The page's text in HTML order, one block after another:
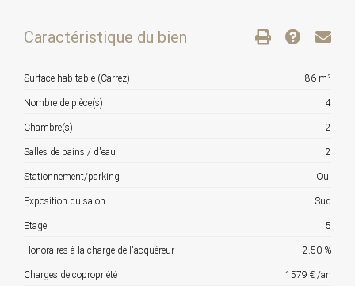
Caractéristique du bien
Surface habitable (Carrez) 86 m²
Nombre de pièce(s) 4
Chambre(s) 2
Salles de bains / d'eau 2
Stationnement/parking Oui
Exposition du salon Sud
Etage 5
Honoraires à la charge de l'acquéreur 2.50 %
Charges de copropriété 1579 € /an